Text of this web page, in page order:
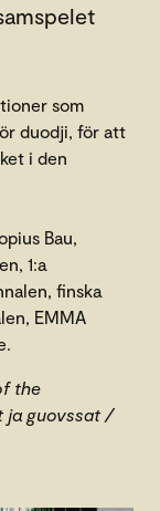
som
duodji, för att
i den
Bau,
1:a
finska
EMMA
the
ja guovssat /